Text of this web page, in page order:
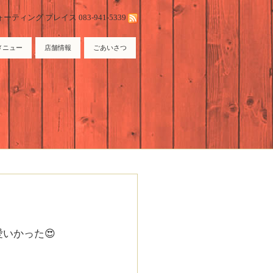
ティング プレイス 083-941-5339
ニュー 店舗情報 ごあいさつ
かった😍